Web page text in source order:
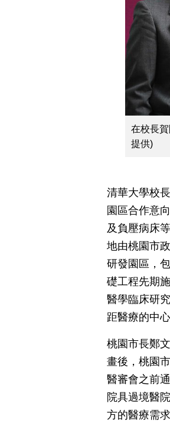
在校長
提供)
清華大學校
園區合作意
及負壓病床
地由桃園市
研發園區，
礎工程先期
醫學臨床研
距醫療的中心
桃園市長鄭
畫後，桃園
醫審會之前
院具過境醫
方的醫療需求